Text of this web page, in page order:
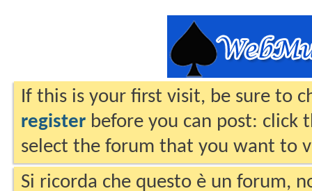
If this is your first visit, be sure to
register before you can post: click
select the forum that you want to
Si ricorda che questo è un forum,